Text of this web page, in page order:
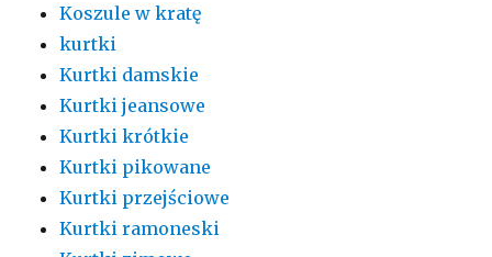
Koszule w kratę
kurtki
Kurtki damskie
Kurtki jeansowe
Kurtki krótkie
Kurtki pikowane
Kurtki przejściowe
Kurtki ramoneski